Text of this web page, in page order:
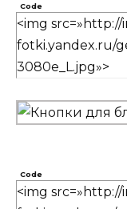
Code
<img src=»http://
fotki.yandex.ru/
3080e_L.jpg»>
Code
<img src=»http://